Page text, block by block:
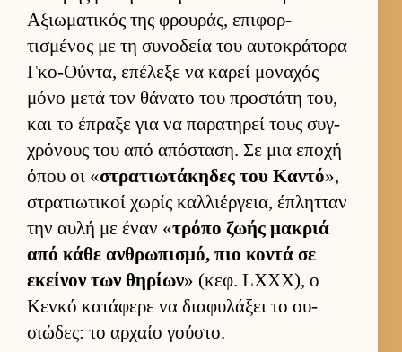
Αξιω­ματικός της φρου­ράς, επιφορ­
τισμένος με τη συνοδεία του αυ­τοκράτορα
Γκο-Ού­ντα, επέλεξε να καρεί μοναχός
μόνο μετά τον θάνατο του προστάτη του,
και το έπραξε για να παρατηρεί τους συγ­
χρόνους του από απόσταση. Σε μια εποχή
όπου οι «στρατιω­τάκηδες του Καντό»,
στρατιω­τικοί χωρίς καλ­λιέρ­γεια, έπλητ­ταν
την αυλή με έναν «τρόπο ζωής μακριά
από κάθε αν­θρωπισμό, πιο κοντά σε
εκεί­νον των θηρίων» (κεφ. LXXX), ο
Κενκό κατάφερε να δια­φυλάξει το ου­
σιώδες: το αρ­χαίο γού­στο.